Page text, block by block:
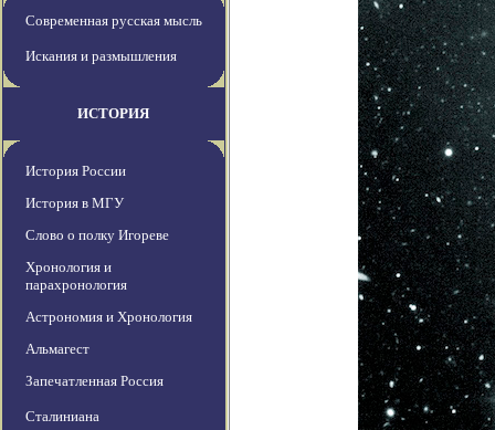
Современная русская мысль
Искания и размышления
ИСТОРИЯ
История России
История в МГУ
Слово о полку Игореве
Хронология и
парахронология
Астрономия и Хронология
Альмагест
Запечатленная Россия
Сталиниана